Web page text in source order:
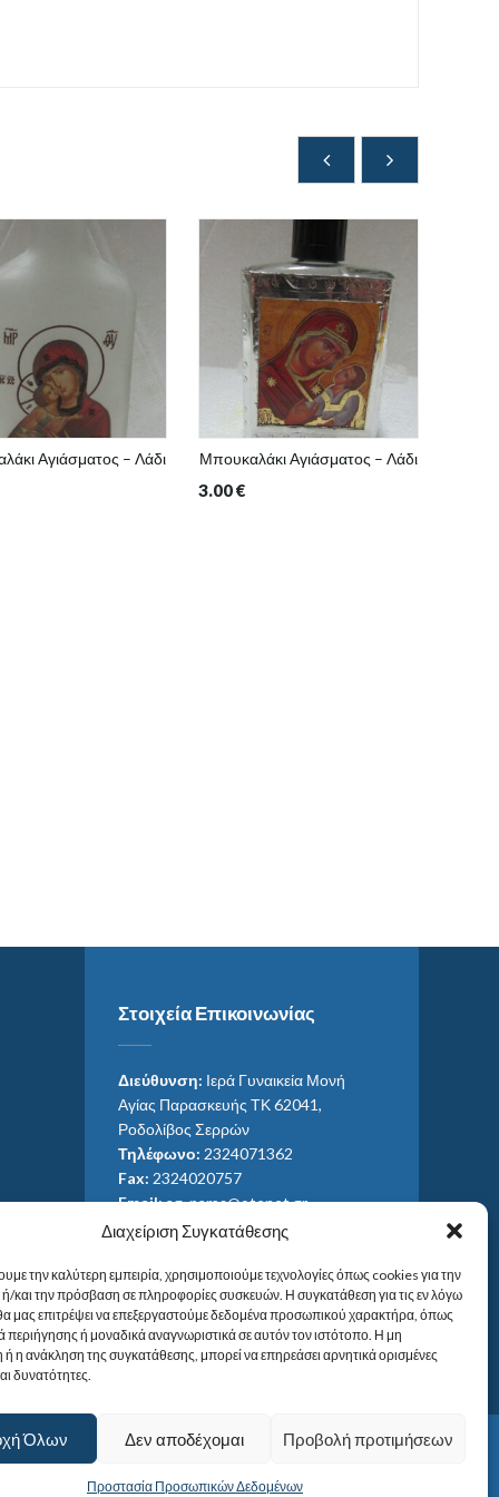
Διαχείριση Συγκατάθεσης
την καλύτερη εμπειρία, χρησιμοποιούμε τεχνολογίες όπως cookies για την
και την πρόσβαση σε πληροφορίες συσκευών. Η συγκατάθεση για τις εν λόγω
μας επιτρέψει να επεξεργαστούμε δεδομένα προσωπικού χαρακτήρα, όπως
ή μοναδικά αναγνωριστικά σε αυτόν τον ιστότοπο. Η μη
η ανάκληση της συγκατάθεσης, μπορεί να επηρεάσει αρνητικά ορισμένες
δυνατότητες.
Όλων Δεν αποδέχομαι Προβολή προτιμήσεων
Προστασία Προσωπικών Δεδομένων
Αγιάσματος – Λάδι Μπουκαλάκι Αγιάσματος – Λάδι
3.00€
Στοιχεία Επικοινωνίας
Διεύθυνση: Ιερά Γυναικεία Μονή
Αγίας Παρασκευής ΤΚ 62041,
Ροδολίβος Σερρών
Τηλέφωνο: 2324071362
Fax: 2324020757
Email:ag_paras@otenet.gr
Email:info@im-agparaskevis.gr
Από ανατολή έως και δύση του ηλίου.